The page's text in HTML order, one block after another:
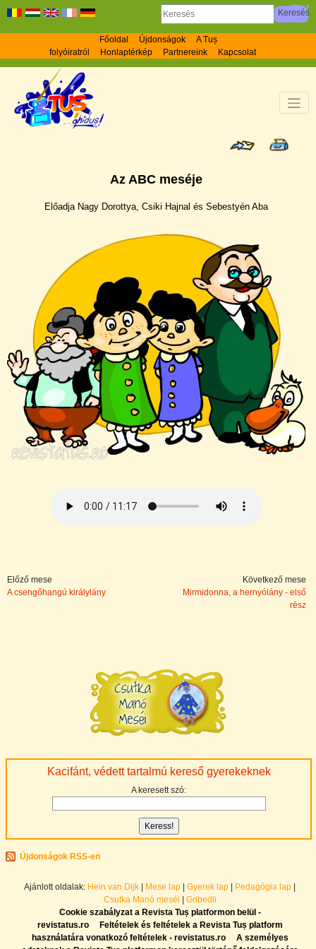
Főoldal Újdonságok
A Tuș
folyóiratról
Honlaptérkép Partnereink Kapcsolat
Kacifánt, védett tartalmú kereső gyerekeknek
A keresett szó:
Újdonságok RSS-en
Az ABC meséje
Előadja Nagy Dorottya, Csiki Hajnal és Sebestyén Aba
Előző mese
A csengőhangú királylány
Következő mese
Mirmidonna, a hernyólány - első
rész
Ajánlott oldalak: Hein van Dijk Mese lap Gyerek lap Pedagógia lap
Csutka Manó meséi
Gribedli
Cookie szabályzat a Revista Tuș platformon belül -
revistatus.ro
Feltételek és feltételek a Revista Tuș platform
használatára vonatkozó feltételek - revistatus.ro
A személyes